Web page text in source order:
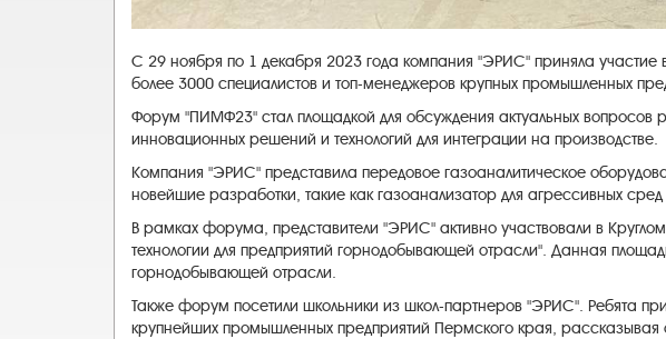
С 29 ноября по 1 декабря 2023 года компания "ЭРИС" приняла
более 3000 специалистов и топ-менеджеров крупных промышленных
Форум "ПИМФ23" стал площадкой для обсуждения актуальных вопросов
инновационных решений и технологий для интеграции на производстве.
Компания "ЭРИС" представила передовое газоаналитическое
новейшие разработки, такие как газоанализатор для агрессивных
В рамках форума, представители "ЭРИС" активно участвовали в
технологии для предприятий горнодобывающей отрасли". Данная
горнодобывающей отрасли.
Также форум посетили школьники из школ-партнеров "ЭРИС". Ребята
крупнейших промышленных предприятий Пермского края, рассказывая